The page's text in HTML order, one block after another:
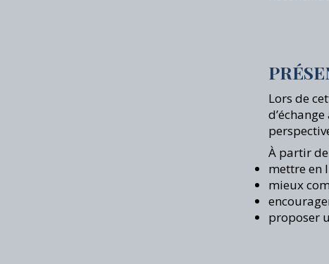
Lors de
À partir
mettre en
mieux
proposer